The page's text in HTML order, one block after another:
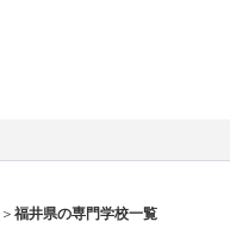
福井県の専門学校一覧